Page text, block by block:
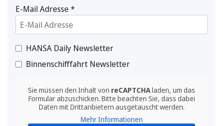
E-Mail Adresse*
HANSA Daily Newsletter
Binnenschifffahrt Newsletter
Sie müssen den Inhalt von reCAPTCHAladen, um das
Formular abzuschicken. Bitte beachten Sie, dass dabei
Daten mit Drittanbietern ausgetauscht werden.
Mehr Informationen